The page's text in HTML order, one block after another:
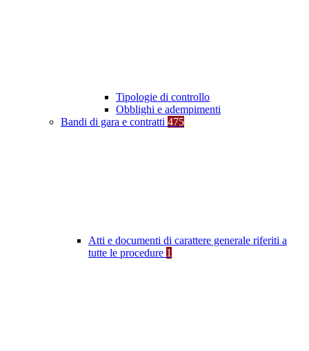
Tipologie di controllo
Obblighi e adempimenti
Bandi di gara e contratti 475
Atti e documenti di carattere generale riferiti a
tutte le procedure 1